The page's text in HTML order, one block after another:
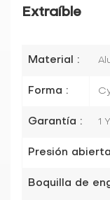
Extraíble
Material :
Forma :
Garantía : 1
Presión
Boquilla de